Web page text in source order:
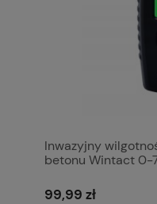
Inwazyjny
betonu Wintact 0-
99,99 zł